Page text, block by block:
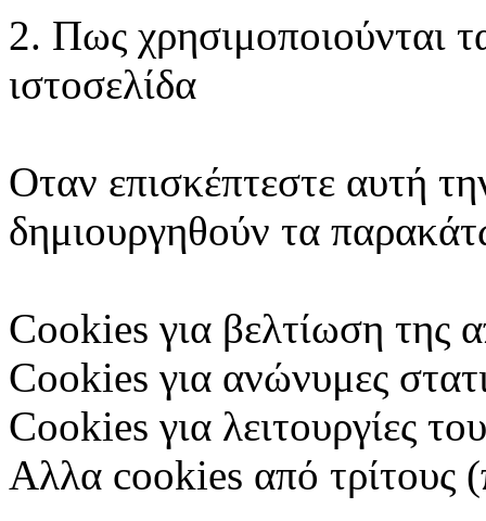
2. Πως χρησιμοποιούνται
ιστοσελίδα
Οταν επισκέπτεστε αυτή
δημιουργηθούν τα
Cookies για βελτίωση της
Cookies για ανώνυμες
Cookies για λειτουργίες
Αλλα cookies από τρίτους